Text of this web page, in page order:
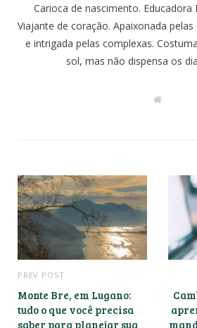
Carioca de nascimento. Educadora
Viajante de coração. Apaixonada
e intrigada pelas complexas.
sol, mas não dispensa os
W
PREV POST
Monte Bre, em Lugano:
tudo o que você precisa
saber para planejar sua